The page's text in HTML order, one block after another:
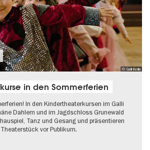
© Galli Berlin
in den Sommerferien
In den Kindertheaterkursen im Galli
Dahlem und im Jagdschloss Grunewald
Tanz und Gesang und präsentieren
vor Publikum.